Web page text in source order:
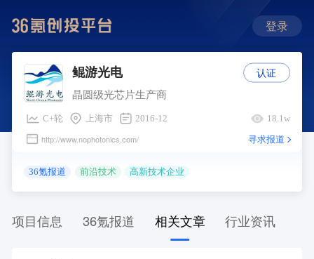
登录
鲲游光电
晶圆级光芯片生产商
C+轮 上海市 2016-12 18.1w
http://www.nophotonics.com/ 寻求报道
36氪报道 前沿技术 高新技术企业
认证
项目信息 36氪报道 相关文章 行业资讯